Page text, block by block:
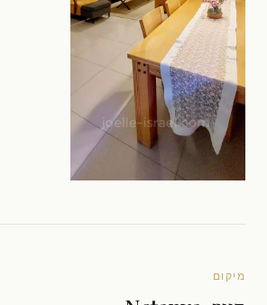
מיקום